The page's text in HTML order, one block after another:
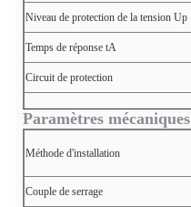
Niveau de protection de la tension Up
Temps de réponse tA
Circuit de protection
Fonctions auxiliaires
Plage de courant de comptage
Chiffre de comptage
Paramètres mécaniques
Méthode d'installation
Couple de serrage